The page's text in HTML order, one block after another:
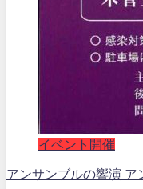
イベント開催
アンサンブルの響演